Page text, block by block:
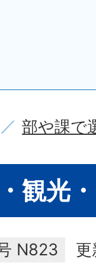
部や課で
観光
N823